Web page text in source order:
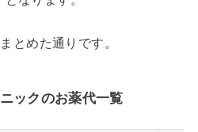
とめた通りです。
ックのお薬代一覧